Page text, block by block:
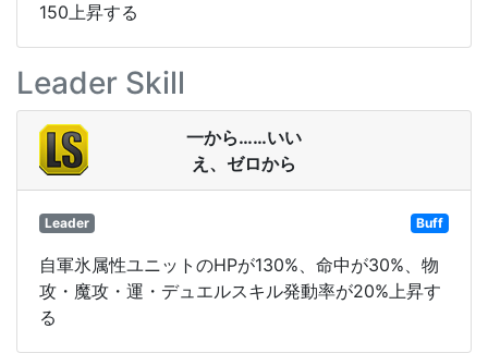
150上昇する
Leader Skill
一から……いい
え、ゼロから
Leader Buff
自軍氷属性ユニットのHPが130%、命中が30%、物
攻・魔攻・運・デュエルスキル発動率が20%上昇す
る